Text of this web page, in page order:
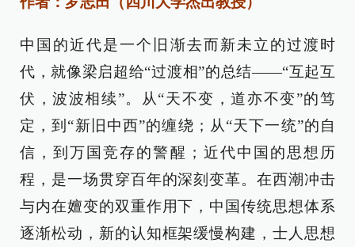
中国的近代是一个旧渐去而新未立的过渡时
代，就像梁启超给“过渡相”的总结——“互起互
伏，波波相续”。从“天不变，道亦不变”的笃
定，到“新旧中西”的缠绕；从“天下一统”的自
信，到万国竞存的警醒；近代中国的思想历
程，是一场贯穿百年的深刻变革。在西潮冲击
与内在嬗变的双重作用下，中国传统思想体系
逐渐松动，新的认知框架缓慢构建，士人思想